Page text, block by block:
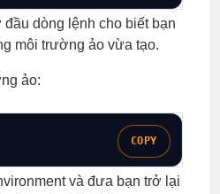
đầu dòng lệnh cho biết bạn
môi trường ảo vừa tạo.
ảo:
COPY
và đưa bạn trở lại